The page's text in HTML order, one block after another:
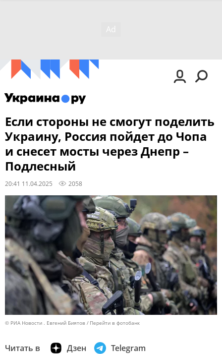
Если стороны не смогут поделить
Украину, Россия пойдет до Чопа
и снесет мосты через Днепр –
Подлесный
20:41 11.04.2025 2058
© РИА Новости . Евгений Биятов Перейти в фотобанк
Читать в Дзен Telegram